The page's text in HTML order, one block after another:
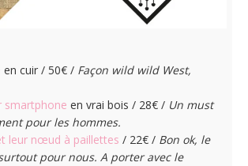
en cuir / 50€ / Façon wild wild West,
smartphone en vrai bois / 28€ /Un must
pour les hommes.
leur nœud à paillettes / 22€ / Bon ok, le
pour nous. A porter avec le